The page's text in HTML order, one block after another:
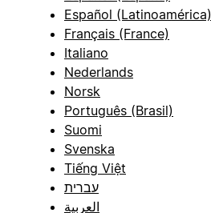
Español (Latinoamérica)
Français (France)
Italiano
Nederlands
Norsk
Português (Brasil)
Suomi
Svenska
Tiếng Việt
עברית
العربية